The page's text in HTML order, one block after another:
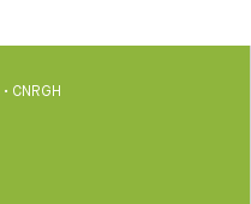
• CNRGH